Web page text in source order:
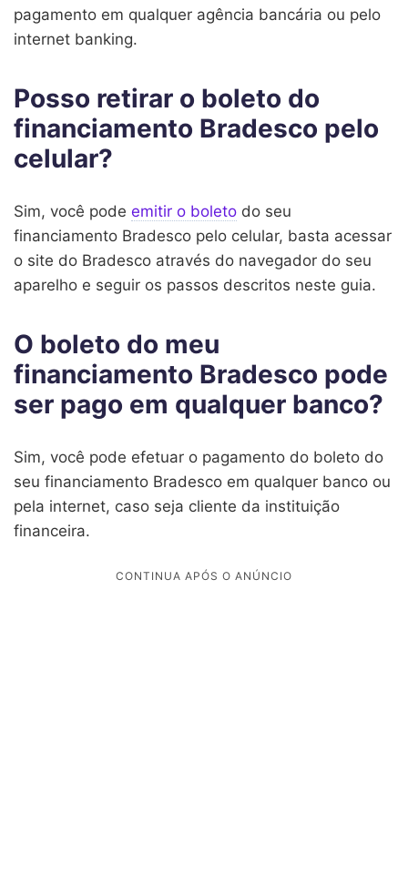
pagamento em qualquer agência bancária ou pelo
internet banking.
Posso retirar o boleto do
financiamento Bradesco pelo
celular?
Sim, você pode emitir o boleto do seu
financiamento Bradesco pelo celular, basta acessar
o site do Bradesco através do navegador do seu
aparelho e seguir os passos descritos neste guia.
O boleto do meu
financiamento Bradesco pode
ser pago em qualquer banco?
Sim, você pode efetuar o pagamento do boleto do
seu financiamento Bradesco em qualquer banco ou
pela internet, caso seja cliente da instituição
financeira.